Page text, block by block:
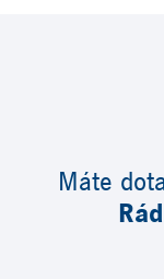
Máte